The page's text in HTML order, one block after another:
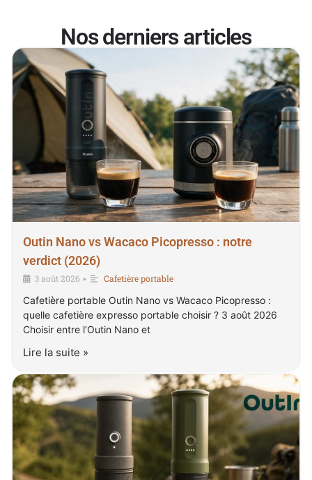
Nos derniers articles
Outin Nano vs Wacaco Picopresso : notre
verdict (2026)
3 août 2026 • Cafetière portable
Cafetière portable Outin Nano vs Wacaco Picopresso :
quelle cafetière expresso portable choisir ? 3 août 2026
Choisir entre l’Outin Nano et
Lire la suite »